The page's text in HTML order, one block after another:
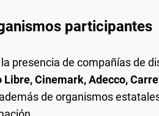
participantes
presencia de compañías de
Cinemark, Adecco,
de organismos